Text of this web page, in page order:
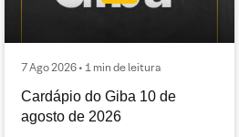
7 Ago 2026 • 1 min de leitura
Cardápio do Giba 10 de
agosto de 2026